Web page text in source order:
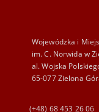
Wojewódzka i
im. C. Norwida w
al. Wojska
65-077 Zielona
(+48) 68 453 26 06